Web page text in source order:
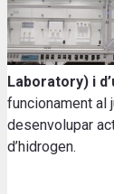
Laboratory) i
funcionament al
desenvolupar
d’hidrogen.